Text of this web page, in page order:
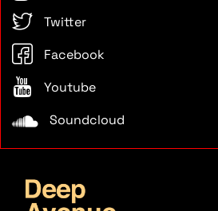
Twitter
Facebook
Youtube
Soundcloud